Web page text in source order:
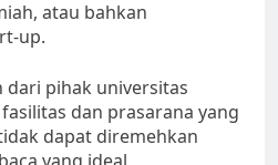
atau bahkan
up.
pihak universitas
dan prasarana yang
dapat diremehkan